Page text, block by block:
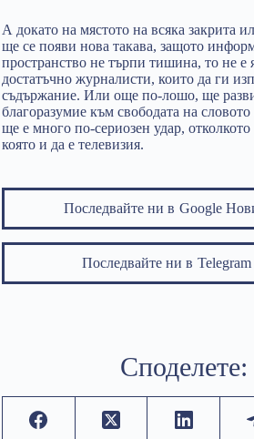
А докато на мястото на всяка закрита
ще се появи нова такава, защото
пространство не търпи тишина, то не е
достатъчно журналисти, които да ги
съдържание. Или още по-лошо, ще
благоразумие към свободата на словото
ще е много по-сериозен удар, отколкото
която и да е телевизия.
Последвайте ни в Google
Последвайте ни в Telegram
Споделете: